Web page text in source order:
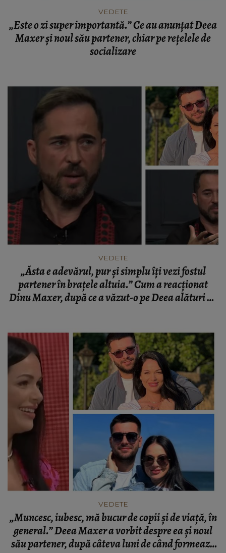
VEDETE
„Este o zi super importantă.” Ce au anunțat Deea
Maxer și noul său partener, chiar pe rețelele de
socializare
VEDETE
„Ăsta e adevărul, pur și simplu îți vezi fostul
partener în brațele altuia.” Cum a reacționat
Dinu Maxer, după ce a văzut-o pe Deea alături de
VEDETE
„Muncesc, iubesc, mă bucur de copii și de viață, în
general.” Deea Maxer a vorbit despre ea și noul
său partener, după câteva luni de când formează